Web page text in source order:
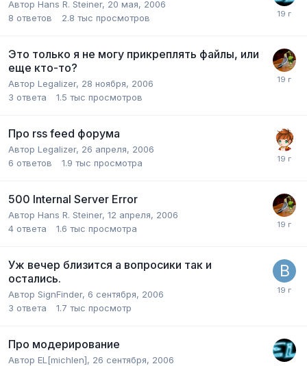
Автор Hans R. Steiner, 20 мая, 2006
8 ответов 2.8 тыс просмотров
Это только я не могу прикреплять файлы, или
еще кто-то?
Автор Legalizer, 28 ноября, 2006
3 ответа 1.5 тыс просмотров
Про rss feed форума
Автор Legalizer, 26 апреля, 2006
6 ответов 1.9 тыс просмотра
500 Internal Server Error
Автор Hans R. Steiner, 12 апреля, 2006
4 ответа 1.6 тыс просмотра
Уж вечер близится а вопросики так и
остались.
Автор SignFinder, 6 сентября, 2006
3 ответа 1.7 тыс просмотр
Про модерирование
Автор EL[michlen], 26 сентября, 2006